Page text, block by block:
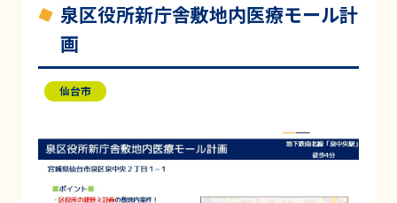
泉区役所新庁舎敷地内医療モール計
画
仙台市